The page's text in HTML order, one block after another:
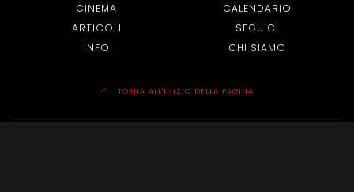
CINEMA
CALENDARIO
ARTICOLI
SEGUICI
INFO
CHI SIAMO
TORNA ALL'INIZIO DELLA PAGINA